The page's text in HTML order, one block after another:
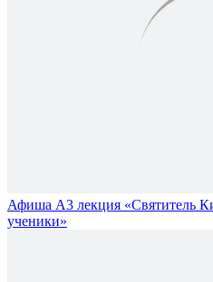
Афиша А3 лекция «Святитель
ученики»